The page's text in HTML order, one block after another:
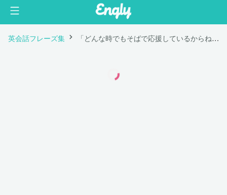
英会話フレーズ集 「どんな時でもそばで応援しているからね 。」は英語で "I'm always on your side."